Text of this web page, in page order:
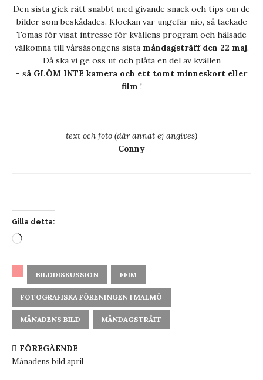
Den sista gick rätt snabbt med givande snack och tips om de
bilder som beskådades. Klockan var ungefär nio, så tackade
Tomas för visat intresse för kvällens program och hälsade
välkomna till vårsäsongens sista måndagsträff den 22 maj.
Då ska vi ge oss ut och plåta en del av kvällen
- så GLÖM INTE kamera och ett tomt minneskort eller
film !
text och foto (där annat ej angives)
Conny
Gilla detta:
BILDDISKUSSION FFIM
FOTOGRAFISKA FÖRENINGEN I MALMÖ
MÅNADENS BILD MÅNDAGSTRÄFF
FÖREGÅENDE
Månadens bild april